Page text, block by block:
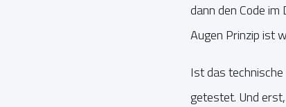
dann den Code
Augen Prinzip ist
Ist das
getestet. Und